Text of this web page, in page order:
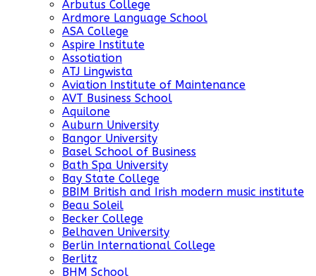
Arbutus College
Ardmore Language School
ASA College
Aspire Institute
Assotiation
ATJ Lingwista
Aviation Institute of Maintenance
AVT Business School
Aquilone
Auburn University
Bangor University
Basel School of Business
Bath Spa University
Bay State College
BBIM British and Irish modern music institute
Beau Soleil
Becker College
Belhaven University
Berlin International College
Berlitz
BHM School